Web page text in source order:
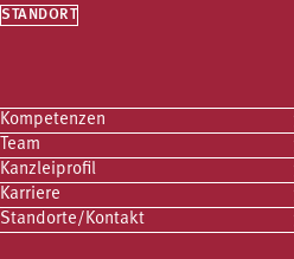
STANDORT
Kompetenzen
Team
Kanzleiprofil
Karriere
Standorte/Kontakt